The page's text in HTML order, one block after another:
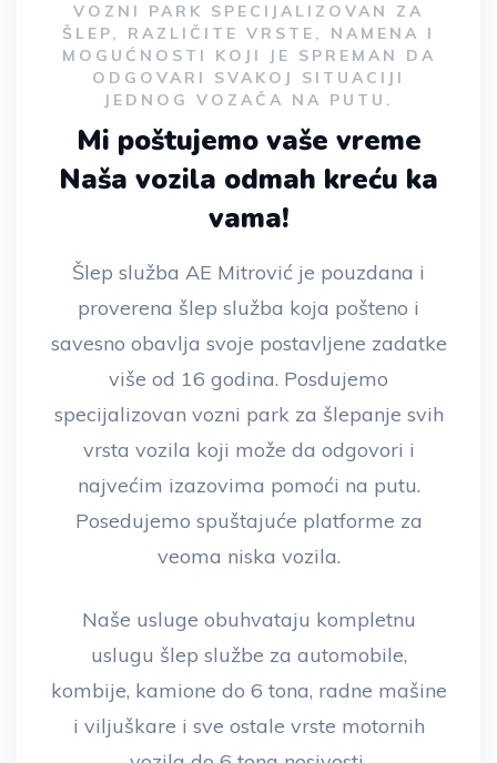
VOZNI PARK SPECIJALIZOVAN ZA
ŠLEP, RAZLIČITE VRSTE, NAMENA I
MOGUĆNOSTI KOJI JE SPREMAN DA
ODGOVARI SVAKOJ SITUACIJI
JEDNOG VOZAČA NA PUTU.
Mi poštujemo vaše vreme
Naša vozila odmah kreću ka
vama!
Šlep služba AE Mitrović je pouzdana i
proverena šlep služba koja pošteno i
savesno obavlja svoje postavljene zadatke
više od 16 godina. Posdujemo
specijalizovan vozni park za šlepanje svih
vrsta vozila koji može da odgovori i
najvećim izazovima pomoći na putu.
Posedujemo spuštajuće platforme za
veoma niska vozila.
Naše usluge obuhvataju kompletnu
uslugu šlep službe za automobile,
kombije, kamione do 6 tona, radne mašine
i viljuškare i sve ostale vrste motornih